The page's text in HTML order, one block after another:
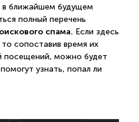
в ближайшем будущем
полный перечень
спама. Если здесь
сопоставив время их
посещений, можно будет
узнать, попал ли